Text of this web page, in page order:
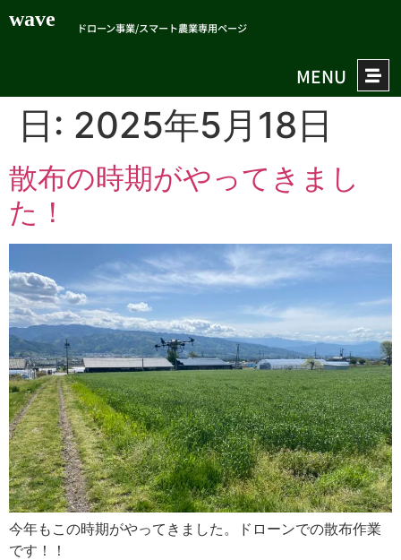
wave ドローン事業/スマート農業専用ページ
MENU
日: 2025年5月18日
散布の時期がやってきまし
た！
今年もこの時期がやってきました。ドローンでの散布作業
です！！